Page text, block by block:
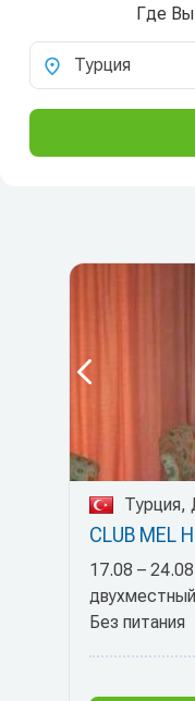
Где Вы
Турция
Турция,
CLUB MEL
17.08 –
Без питания